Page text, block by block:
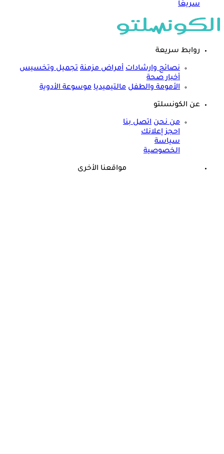
سريعَا
روابط سريعة
نصائح وارشادات أمراض مزمنة تجميل وتخسيس
أخبار صحة
الأمومة والطفل مالتيميديا موسوعة الأدوية
عن الكونسلتو
من نحن اتصل بنا
احجز إعلانك
سياسة
الخصوصية
مواقعنا الأخرى